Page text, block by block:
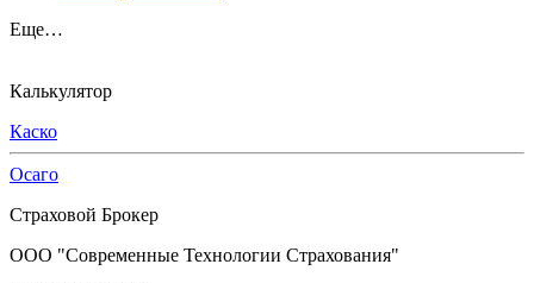
Еще…
Калькулятор
Каско
Осаго
Страховой Брокер
ООО "Современные Технологии Страхования"